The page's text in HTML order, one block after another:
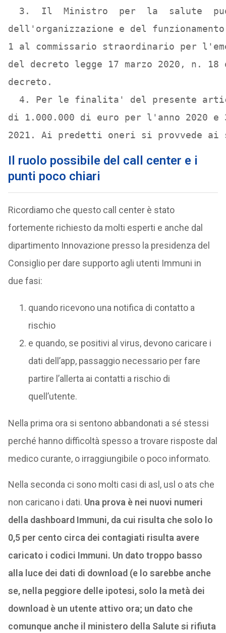
3.  Il  Ministro  per  la  salute
dell'organizzazione e del
1 al commissario straordinario per
del decreto legge 17 marzo 2020, n. 18
decreto.
4. Per le finalita' del presente
di 1.000.000 di euro per l'anno 2020
2021. Ai predetti oneri si provvede
Il ruolo possibile del call center e i
punti poco chiari
Ricordiamo che questo call center è stato
fortemente richiesto da molti esperti e anche dal
dipartimento Innovazione presso la presidenza del
Consiglio per dare supporto agli utenti Immuni in
due fasi:
quando ricevono una notifica di contatto a
rischio
e quando, se positivi al virus, devono caricare i
dati dell’app, passaggio necessario per fare
partire l’allerta ai contatti a rischio di
quell’utente.
Nella prima ora si sentono abbandonati a sé stessi
perché hanno difficoltà spesso a trovare risposte dal
medico curante, o irraggiungibile o poco informato.
Nella seconda ci sono molti casi di asl, usl o ats che
non caricano i dati. Una prova è nei nuovi numeri
della dashboard Immuni, da cui risulta che solo lo
0,5 per cento circa dei contagiati risulta avere
caricato i codici Immuni. Un dato troppo basso
alla luce dei dati di download (e lo sarebbe anche
se, nella peggiore delle ipotesi, solo la metà dei
download è un utente attivo ora; un dato che
comunque anche il ministero della Salute si rifiuta